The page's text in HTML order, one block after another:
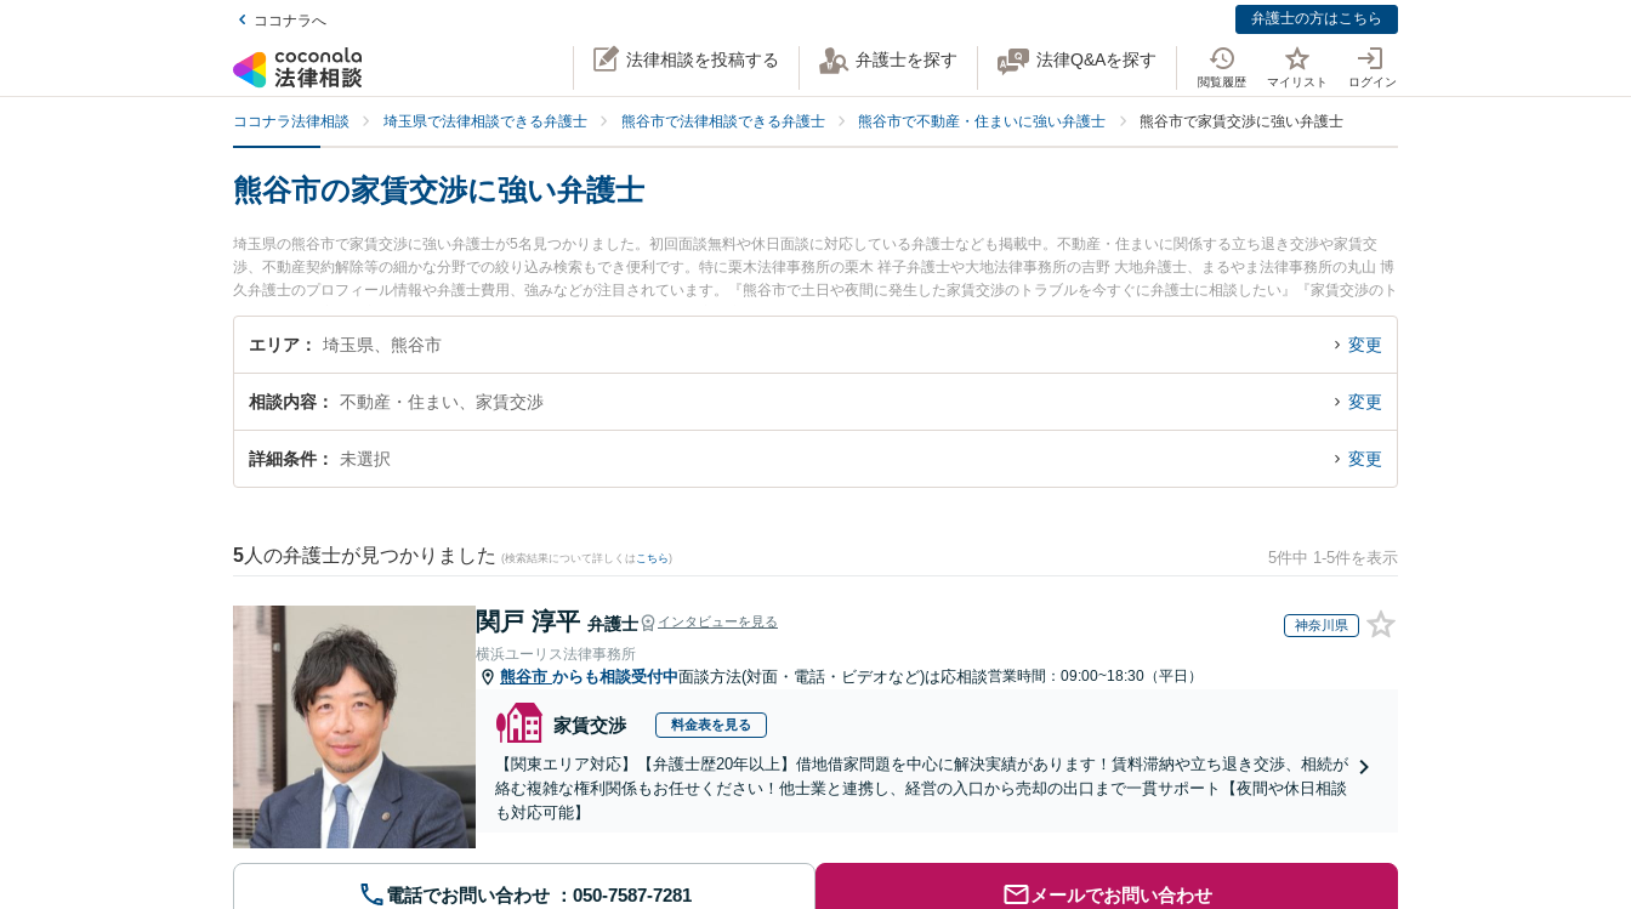
ココナラへ 弁護士の方はこちら
法律相談を投稿する 弁護士を探す 法律Q&Aを探す
閲覧履歴 マイリスト ログイン
ココナラ法律相談 埼玉県で法律相談できる弁護士 熊谷市で法律相談できる弁護士 熊谷市で不動産・住まいに強い弁護士 熊谷市で家賃交渉に強い弁護士
熊谷市の家賃交渉に強い弁護士
埼玉県の熊谷市で家賃交渉に強い弁護士が5名見つかりました。初回面談無料や休日面談に対応している弁護士なども掲載中。不動産・住まいに関係する立ち退き交渉や家賃交
渉、不動産契約解除等の細かな分野での絞り込み検索もでき便利です。特に栗木法律事務所の栗木 祥子弁護士や大地法律事務所の吉野 大地弁護士、まるやま法律事務所の丸山 博
久弁護士のプロフィール情報や弁護士費用、強みなどが注目されています。『熊谷市で土日や夜間に発生した家賃交渉のトラブルを今すぐに弁護士に相談したい』『家賃交渉のト
ラブル解決の実績豊富な近くの弁護士を検索したい』『初回相談無料で家賃交渉を法律相談できる熊谷市内の弁護士に相談予約したい』などでお困りの相談者さんにおすすめで
す。エリア 埼玉県、熊谷市 変更
相談内容 不動産・住まい、家賃交渉 変更
詳細条件 未選択 変更
5 人の弁護士が見つかりました (検索結果について詳しくは こちら) 5件中 1-5件を表示
関戸 淳平 弁護士 インタビューを見る 神奈川県
横浜ユーリス法律事務所
熊谷市 からも相談受付中面談方法(対面・電話・ビデオなど)は応相談営業時間：09:00~18:30（平日）
家賃交渉 料金表を見る
【関東エリア対応】【弁護士歴20年以上】借地借家問題を中心に解決実績があります！賃料滞納や立ち退き交渉、相続が
絡む複雑な権利関係もお任せください！他士業と連携し、経営の入口から売却の出口まで一貫サポート【夜間や休日相談
も対応可能】
電話でお問い合わせ メールでお問い合わせ